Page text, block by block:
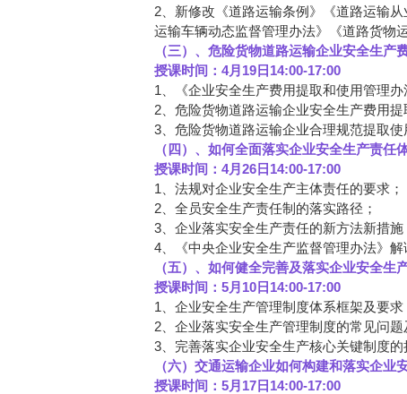
2、新修改《道路运输条例》《道路运输
运输车辆动态监督管理办法》《道路货物
（三）、危险货物道路运输企业安全生产
授课时间：4月19日14:00-17:00
1、《企业安全生产费用提取和使用管理办
2、危险货物道路运输企业安全生产费用提
3、危险货物道路运输企业合理规范提取使
（四）、如何全面落实企业安全生产责任
授课时间：4月26日14:00-17:00
1、法规对企业安全生产主体责任的要求；
2、全员安全生产责任制的落实路径；
3、企业落实安全生产责任的新方法新措施
4、《中央企业安全生产监督管理办法》解
（五）、如何健全完善及落实企业安全生
授课时间：5月10日14:00-17:00
1、企业安全生产管理制度体系框架及要求
2、企业落实安全生产管理制度的常见问题
3、完善落实企业安全生产核心关键制度的
（六）交通运输企业如何构建和落实企业
授课时间：5月17日14:00-17:00